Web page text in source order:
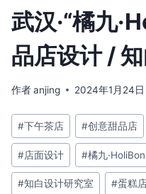
武汉·“橘九
品店设计 /
作者anjing 2024年1月24日
文
章
标
签：
#下午茶店 #创意甜品店
#店面设计 #橘九
#知白设计研究室 #蛋糕